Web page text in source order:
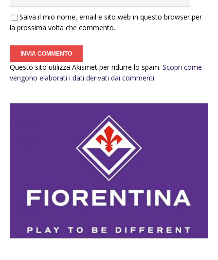
Salva il mio nome, email e sito web in questo browser per
la prossima volta che commento.
Questo sito utilizza Akismet per ridurre lo spam. Scopri come
vengono elaborati i dati derivati dai commenti.